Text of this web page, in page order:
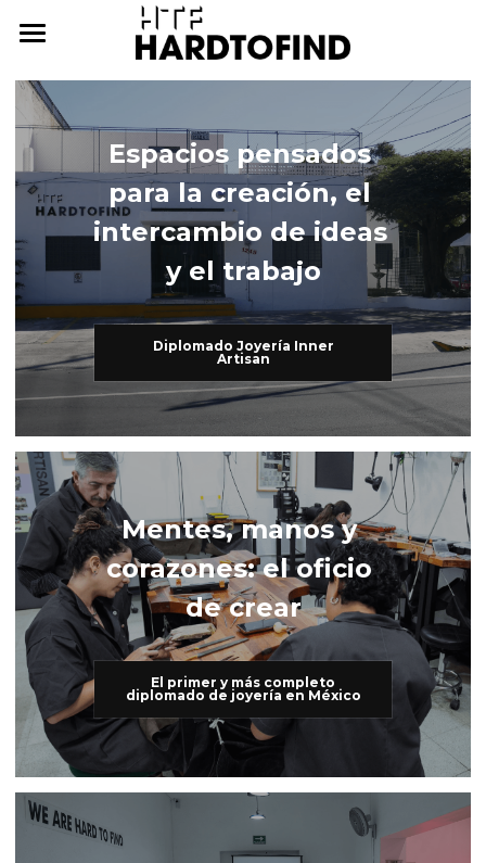
THE WHAT
The What
Inner Artisan
International Workshops
Further Studies
Try Hard
THE WHO
The Who
At Home
Family
Dear Friends
THE WHY
THE HOW
ONLINE CAMPUS
THE ARCHIVE
cursos@htf.org.mx
Espacios pensados
para la creación, el
intercambio de ideas
y el trabajo
Diplomado Joyería Inner
Artisan
Mentes, manos y
corazones: el oficio
de crear
El primer y más completo
diplomado de joyería en México